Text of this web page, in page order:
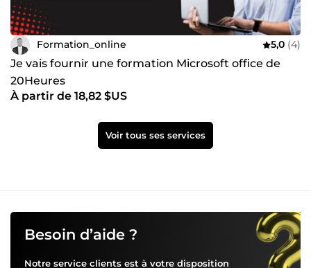
Formation_online 5,0 (4)
Je vais fournir une formation Microsoft office de
20Heures
À partir de 18,82 $US
Voir tous ses services
Besoin d’aide ?
Notre service clients est à votre disposition